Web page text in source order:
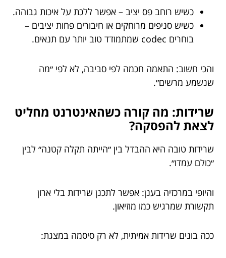
כשיש רוחב פס יציב – אפשר ללכת על איכות גבוהה.
כשיש סניפים מרוחקים או חיבורים פחות יציבים –
בוחרים codec שמתמודד טוב יותר עם תנאים.
והכי חשוב: התאמה חכמה לפי סביבה, לא לפי ״מה
שנשמע מרשים״.
שרידות: מה קורה כשהאינטרנט מחליט
לצאת להפסקה?
שרידות טובה היא ההבדל בין ״הייתה תקלה קטנה״ לבין
״כולם עמדו״.
והיופי במרכזיה בענן: אפשר לתכנן שרידות בלי ארון
תקשורת שמרגיש כמו מוזיאון.
ככה בונים שרידות אמיתית, לא רק סיסמה במצגת: